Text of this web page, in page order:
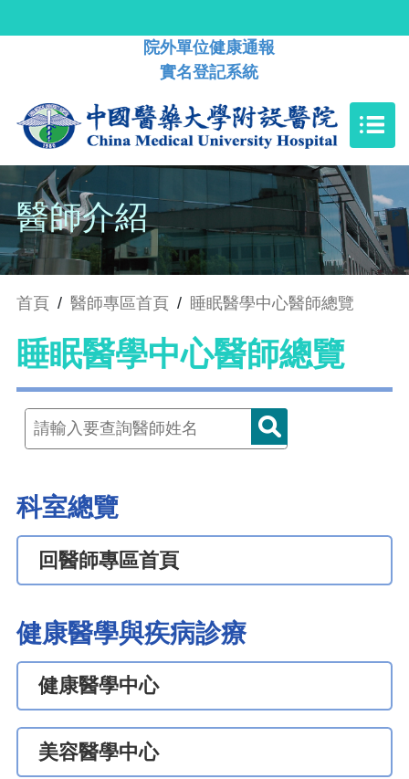
院外單位健康通報
實名登記系統
醫師介紹
首頁 / 醫師專區首頁 / 睡眠醫學中心醫師總覽
睡眠醫學中心醫師總覽
科室總覽
回醫師專區首頁
健康醫學與疾病診療
健康醫學中心
美容醫學中心